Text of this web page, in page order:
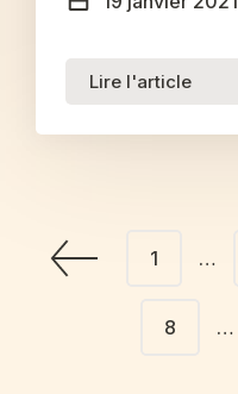
Lire l'article
1 …
8 …